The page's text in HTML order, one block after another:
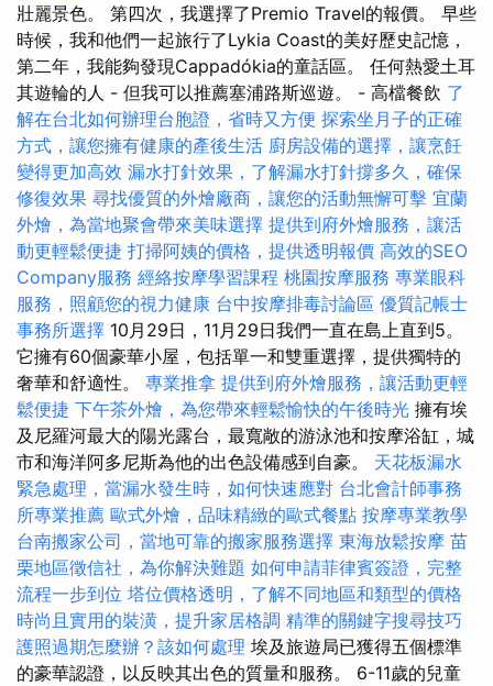
壯麗景色。 第四次，我選擇了Premio Travel的報價。 早些
時候，我和他們一起旅行了Lykia Coast的美好歷史記憶，
第二年，我能夠發現Cappadókia的童話區。 任何熱愛土耳
其遊輪的人 - 但我可以推薦塞浦路斯巡遊。 - 高檔餐飲 了
解在台北如何辦理台胞證，省時又方便 探索坐月子的正確
方式，讓您擁有健康的產後生活 廚房設備的選擇，讓烹飪
變得更加高效 漏水打針效果，了解漏水打針撐多久，確保
修復效果 尋找優質的外燴廠商，讓您的活動無懈可擊 宜蘭
外燴，為當地聚會帶來美味選擇 提供到府外燴服務，讓活
動更輕鬆便捷 打掃阿姨的價格，提供透明報價 高效的SEO
Company服務 經絡按摩學習課程 桃園按摩服務 專業眼科
服務，照顧您的視力健康 台中按摩排毒討論區 優質記帳士
事務所選擇 10月29日，11月29日我們一直在島上直到5。
它擁有60個豪華小屋，包括單一和雙重選擇，提供獨特的
奢華和舒適性。 專業推拿 提供到府外燴服務，讓活動更輕
鬆便捷 下午茶外燴，為您帶來輕鬆愉快的午後時光 擁有埃
及尼羅河最大的陽光露台，最寬敞的游泳池和按摩浴缸，城
市和海洋阿多尼斯為他的出色設備感到自豪。 天花板漏水
緊急處理，當漏水發生時，如何快速應對 台北會計師事務
所專業推薦 歐式外燴，品味精緻的歐式餐點 按摩專業教學
台南搬家公司，當地可靠的搬家服務選擇 東海放鬆按摩 苗
栗地區徵信社，為你解決難題 如何申請菲律賓簽證，完整
流程一步到位 塔位價格透明，了解不同地區和類型的價格
時尚且實用的裝潢，提升家居格調 精準的關鍵字搜尋技巧
護照過期怎麼辦？該如何處理 埃及旅遊局已獲得五個標準
的豪華認證，以反映其出色的質量和服務。 6-11歲的兒童